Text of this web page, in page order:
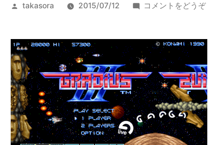
投
takasora 2015/07/12 コメントをどうぞ